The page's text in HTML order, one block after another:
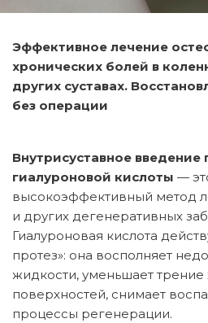
Эффективное лечение
хронических болей в
других суставах.
без операции
Внутрисуставное введение
гиалуроновой кислоты —
высокоэффективный метод
и других дегенеративных
Гиалуроновая кислота
протез»: она восполняет
жидкости, уменьшает
поверхностей, снимает
процессы регенерации.